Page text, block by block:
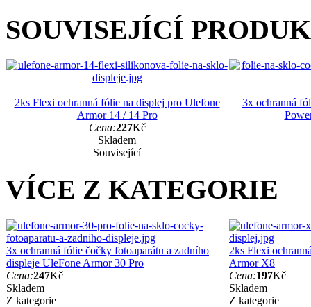
SOUVISEJÍCÍ
2ks Flexi ochranná fólie na displej pro Ulefone
Armor 14 / 14 Pro
Cena:227Kč
Skladem
Související
3x ochranná
VÍCE Z KATEGORIE
3x ochranná fólie čočky fotoaparátu a zadního
displeje UleFone Armor 30 Pro
Cena:247Kč
Skladem
Z kategorie
2ks Flexi
Armor X8
Cena:197Kč
Skladem
Z kategorie